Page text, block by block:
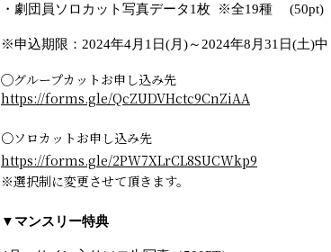
・劇団員ソロカット写真データ1枚 ※全19種 (50pt)
※申込期限：2024年4月1日(月)～2024年8月31日(土)中
◯グループカットお申し込み先
https://forms.gle/QcZUDVHctc9CnZiAA
〇ソロカットお申し込み先
https://forms.gle/2PW7XLrCL8SUCWkp9
※選択制に変更させて頂きます。
▼マンスリー特典